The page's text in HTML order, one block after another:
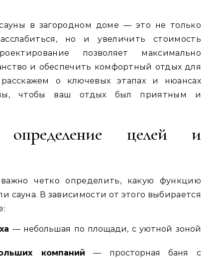
в загородном доме — это не только
но и увеличить стоимость
позволяет максимально
и обеспечить комфортный отдых для
о ключевых этапах и нюансах
чтобы ваш отдых был приятным и
целей и
четко определить, какую функцию
сауна. В зависимости от этого выбирается
— небольшая по площади, с уютной зоной
компаний — просторная баня с